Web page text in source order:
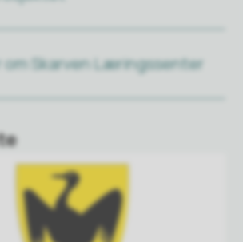
Skarven Læringssenter